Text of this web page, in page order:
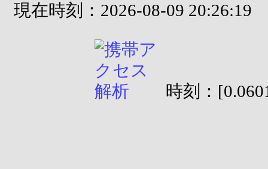
現在時刻：2026-08-09 20:26:19
時刻：